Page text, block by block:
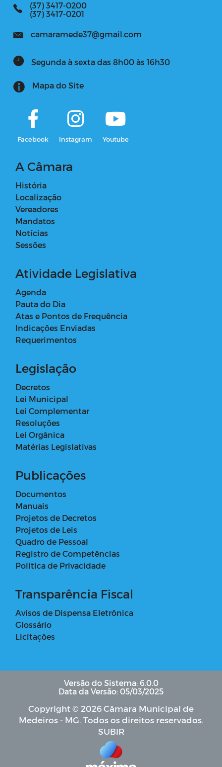
(37) 3417-0200
(37) 3417-0201
camaramede37@gmail.com
Segunda à sexta das 8h00 às 16h30
Mapa do Site
Facebook Instagram Youtube
A Câmara
História
Localização
Vereadores
Mandatos
Notícias
Sessões
Atividade Legislativa
Agenda
Pauta do Dia
Atas e Pontos de Frequência
Indicações Enviadas
Requerimentos
Legislação
Decretos
Lei Municipal
Lei Complementar
Resoluções
Lei Orgânica
Matérias Legislativas
Publicações
Documentos
Manuais
Projetos de Decretos
Projetos de Leis
Quadro de Pessoal
Registro de Competências
Politica de Privacidade
Transparência Fiscal
Avisos de Dispensa Eletrônica
Glossário
Licitações
Versão do Sistema: 6.0.0
Data da Versão: 05/03/2025
Copyright © 2026 Câmara Municipal de
Medeiros - MG. Todos os direitos reservados.
SUBIR